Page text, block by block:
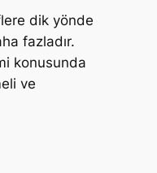
dik yönde
fazladır.
konusunda
ve